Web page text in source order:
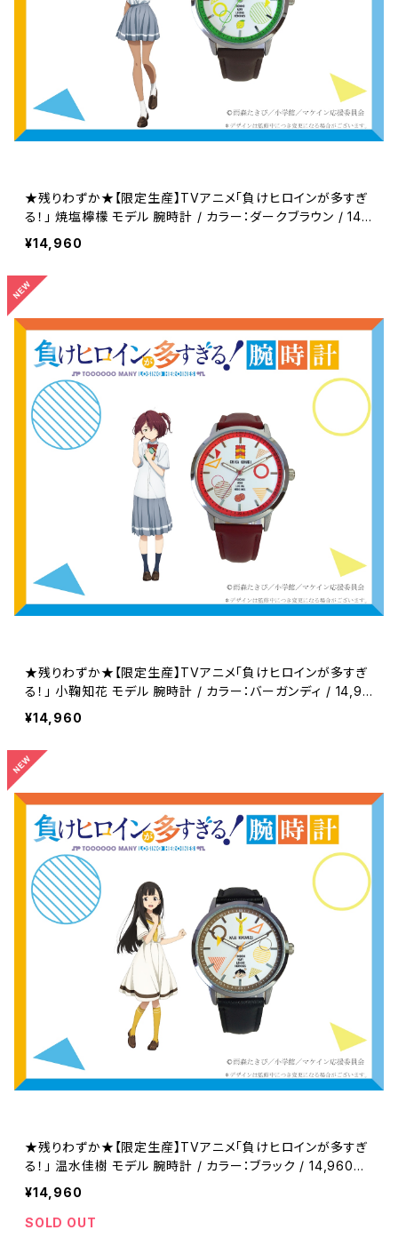
★残りわずか★【限定生産】TVアニメ「負けヒロインが多すぎ
る！」 焼塩檸檬 モデル 腕時計 / カラー：ダークブラウン / 14,
960円(税込)
¥14,960
★残りわずか★【限定生産】TVアニメ「負けヒロインが多すぎ
る！」 小鞠知花 モデル 腕時計 / カラー：バーガンディ / 14,96
0円(税込)
¥14,960
★残りわずか★【限定生産】TVアニメ「負けヒロインが多すぎ
る！」 温水佳樹 モデル 腕時計 / カラー：ブラック / 14,960円
(税込)
¥14,960
SOLD OUT